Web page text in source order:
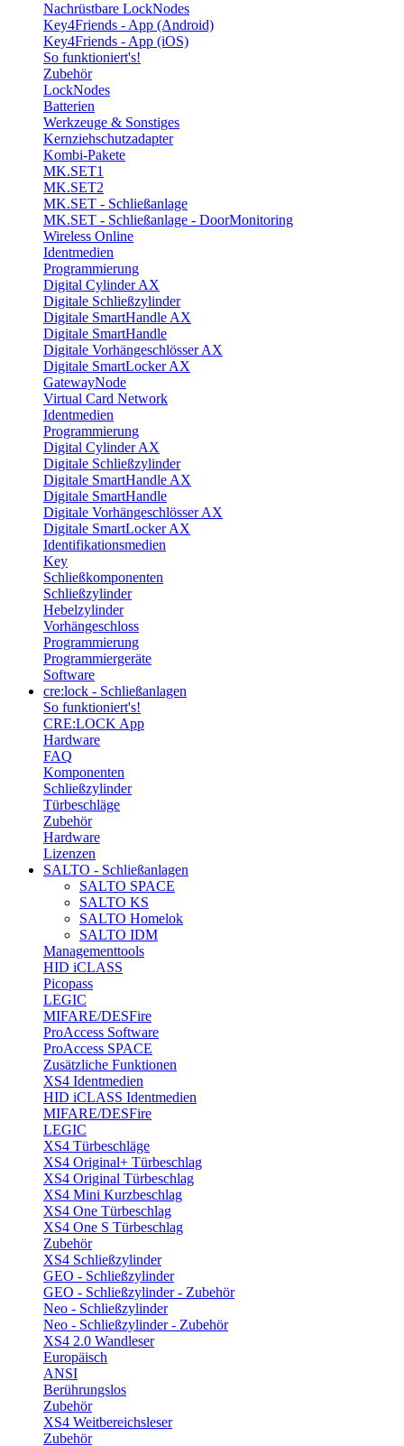
Nachrüstbare LockNodes
Key4Friends - App (Android)
Key4Friends - App (iOS)
So funktioniert's!
Zubehör
LockNodes
Batterien
Werkzeuge & Sonstiges
Kernziehschutzadapter
Kombi-Pakete
MK.SET1
MK.SET2
MK.SET - Schließanlage
MK.SET - Schließanlage - DoorMonitoring
Wireless Online
Identmedien
Programmierung
Digital Cylinder AX
Digitale Schließzylinder
Digitale SmartHandle AX
Digitale SmartHandle
Digitale Vorhängeschlösser AX
Digitale SmartLocker AX
GatewayNode
Virtual Card Network
Identmedien
Programmierung
Digital Cylinder AX
Digitale Schließzylinder
Digitale SmartHandle AX
Digitale SmartHandle
Digitale Vorhängeschlösser AX
Digitale SmartLocker AX
Identifikationsmedien
Key
Schließkomponenten
Schließzylinder
Hebelzylinder
Vorhängeschloss
Programmierung
Programmiergeräte
Software
cre:lock - Schließanlagen
So funktioniert's!
CRE:LOCK App
Hardware
FAQ
Komponenten
Schließzylinder
Türbeschläge
Zubehör
Hardware
Lizenzen
SALTO - Schließanlagen
SALTO SPACE
SALTO KS
SALTO Homelok
SALTO IDM
Managementtools
HID iCLASS
Picopass
LEGIC
MIFARE/DESFire
ProAccess Software
ProAccess SPACE
Zusätzliche Funktionen
XS4 Identmedien
HID iCLASS Identmedien
MIFARE/DESFire
LEGIC
XS4 Türbeschläge
XS4 Original+ Türbeschlag
XS4 Original Türbeschlag
XS4 Mini Kurzbeschlag
XS4 One Türbeschlag
XS4 One S Türbeschlag
Zubehör
XS4 Schließzylinder
GEO - Schließzylinder
GEO - Schließzylinder - Zubehör
Neo - Schließzylinder
Neo - Schließzylinder - Zubehör
XS4 2.0 Wandleser
Europäisch
ANSI
Berührungslos
Zubehör
XS4 Weitbereichsleser
Zubehör